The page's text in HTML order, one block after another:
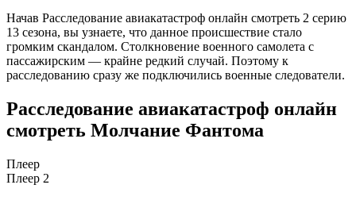
Начав Расследование авиакатастроф онлайн смотреть 2 серию
13 сезона, вы узнаете, что данное происшествие стало
громким скандалом. Столкновение военного самолета с
пассажирским — крайне редкий случай. Поэтому к
расследованию сразу же подключились военные следователи.
Расследование авиакатастроф онлайн
смотреть Молчание Фантома
Плеер
Плеер 2